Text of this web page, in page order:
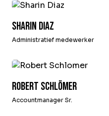
Sharin Diaz
Administratief medewerker
Robert Schlömer
Accountmanager Sr.